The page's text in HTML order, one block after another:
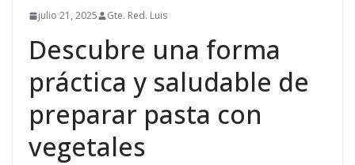
julio 21, 2025 Gte. Red. Luis
Descubre una forma
práctica y saludable de
preparar pasta con
vegetales